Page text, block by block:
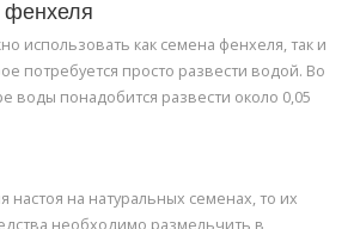
фенхеля
использовать как семена фенхеля, так и
потребуется просто развести водой. Во
воды понадобится развести около 0,05
настоя на натуральных семенах, то их